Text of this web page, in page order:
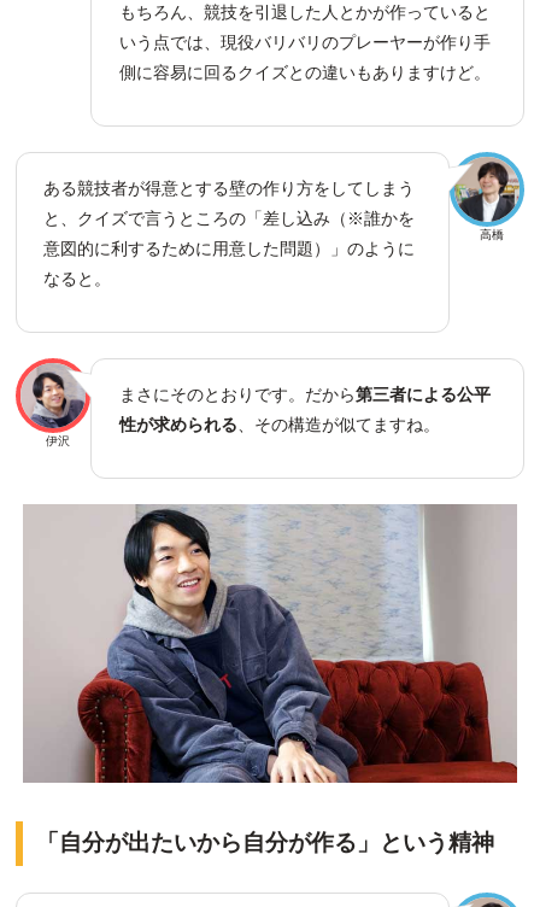
もちろん、競技を引退した人とかが作っていると
いう点では、現役バリバリのプレーヤーが作り手
側に容易に回るクイズとの違いもありますけど。
高橋
ある競技者が得意とする壁の作り方をしてしまう
と、クイズで言うところの「差し込み（※誰かを
意図的に利するために用意した問題）」のように
なると。
伊沢
まさにそのとおりです。だから第三者による公平
性が求められる 、その構造が似てますね。
「自分が出たいから自分が作る」という精神